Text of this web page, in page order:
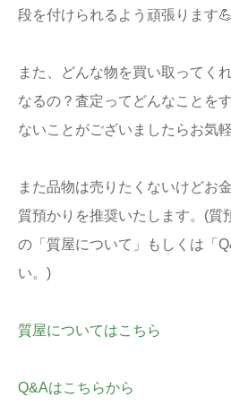
段を付けられるよう頑張ります💪
また、どんな物を買い取ってく
なるの？査定ってどんなことを
ないことがございましたらお気
また品物は売りたくないけどお
質預かりを推奨いたします。(質
の「質屋について」もしくは「
い。)
質屋についてはこちら
Q&Aはこちらから